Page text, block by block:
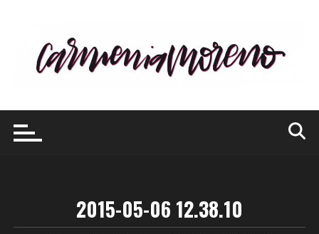
contenido
2015-05-06 12.38.10